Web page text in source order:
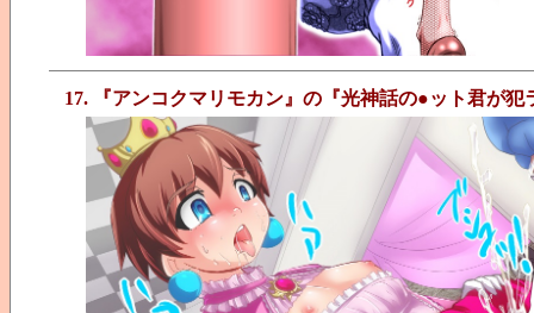
17. 『アンコクマリモカン』の『光神話の●ット君が犯